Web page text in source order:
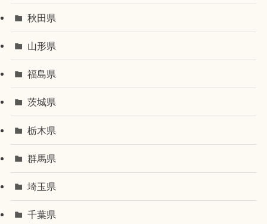
秋田県
山形県
福島県
茨城県
栃木県
群馬県
埼玉県
千葉県